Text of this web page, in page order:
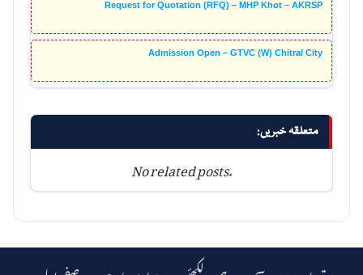
Request for Quotation (RFQ) – MHP Khot – AKRSP
Admission Open – GTVC (W) Chitral City
متعلقہ خبریں:
No related posts.